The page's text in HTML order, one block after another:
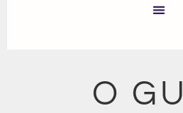
O